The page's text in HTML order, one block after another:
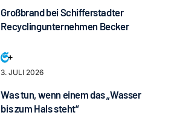
Großbrand bei Schifferstadter
Recyclingunternehmen Becker
3. JULI 2026
Was tun, wenn einem das „Wasser
bis zum Hals steht“